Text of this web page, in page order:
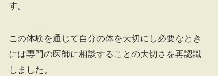
す。
この体験を通じて自分の体を大切にし必要なとき
には専門の医師に相談することの大切さを再認識
しました。